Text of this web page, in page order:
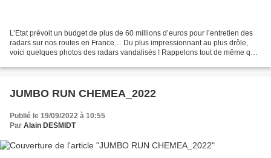
L’Etat prévoit un budget de plus de 60 millions d’euros pour l’entretien des
radars sur nos routes en France… Du plus impressionnant au plus drôle,
voici quelques photos des radars vandalisés ! Rappelons tout de même que
JUMBO RUN CHEMEA_2022
Publié le 19/09/2022 à 10:55
Par Alain DESMIDT